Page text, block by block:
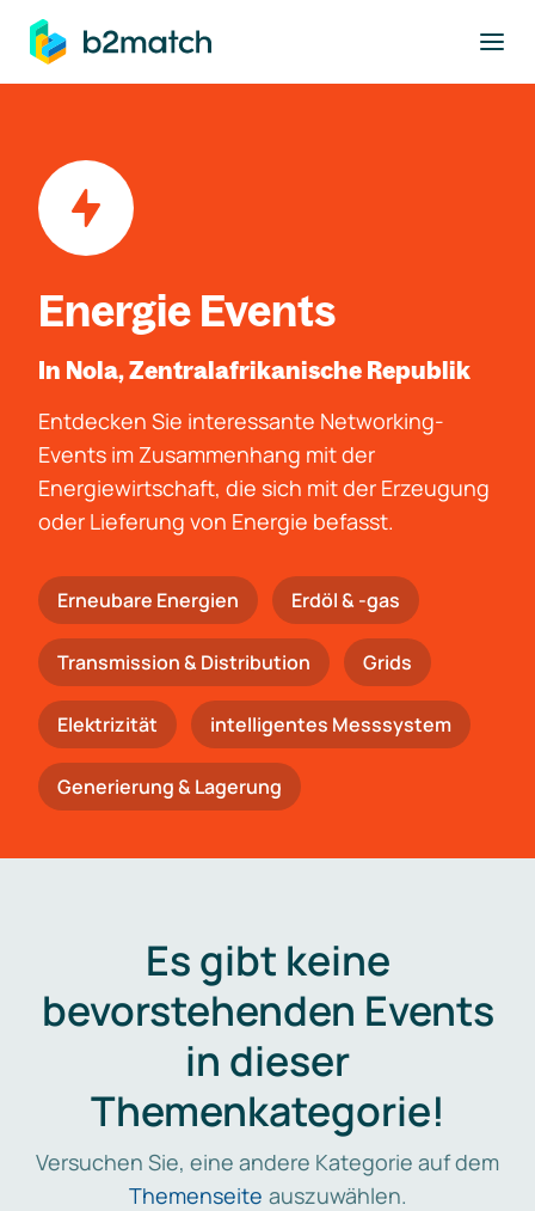
springen
Energie Events
In Nola, Zentralafrikanische Republik
Entdecken Sie interessante Networking-
Events im Zusammenhang mit der
Energiewirtschaft, die sich mit der Erzeugung
oder Lieferung von Energie befasst.
Erneubare Energien Erdöl & -gas
Trans­mis­si­on & Distribution Grids
Elektrizität intelligentes Messsystem
Generierung & Lagerung
Es gibt keine
bevorstehenden Events
in dieser
Themenkategorie!
Versuchen Sie, eine andere Kategorie auf dem
Themenseite auszuwählen.